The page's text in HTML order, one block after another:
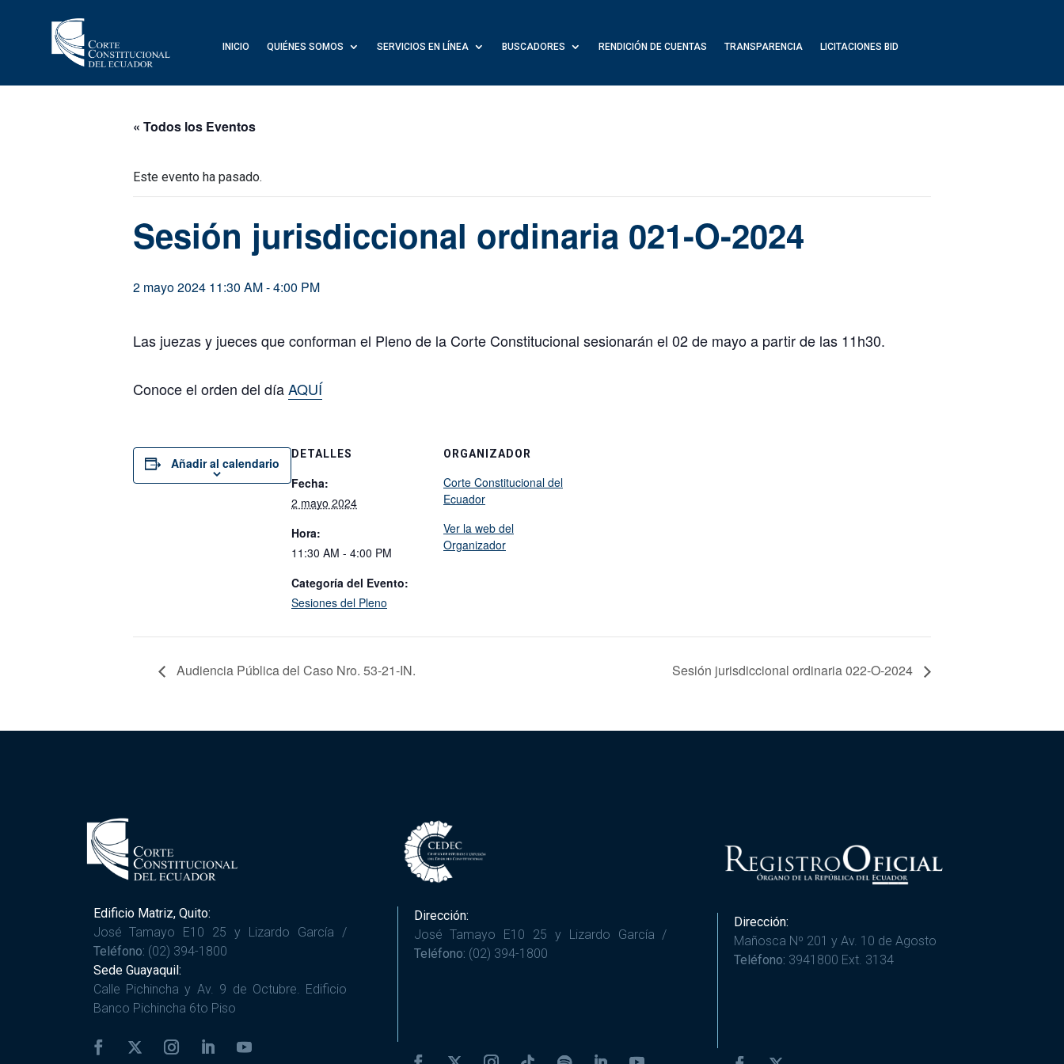
INICIO QUIÉNES SOMOS SERVICIOS EN LÍNEA BUSCADORES RENDICIÓN DE CUENTAS TRANSPARENCIA LICITACIONES BID
« Todos los Eventos
Este evento ha pasado.
Sesión jurisdiccional ordinaria 021-O-2024
2 mayo 2024 11:30 AM-4:00 PM
Las juezas y jueces que conforman el Pleno de la Corte Constitucional sesionarán el 02 de mayo a partir de las 11h30.
Conoce el orden del díaAQUÍ
Añadir al calendario
DETALLES
Fecha:
2 mayo 2024
Hora:
11:30 AM - 4:00 PM
Categoría del Evento:
Sesiones del Pleno
ORGANIZADOR
Corte Constitucional del
Ecuador
Ver la web del
Organizador
Audiencia Pública del Caso Nro. 53-21-IN. Sesión jurisdiccional ordinaria 022-O-2024
Edificio Matriz, Quito:
José Tamayo E10 25 y Lizardo García /
Teléfono: (02) 394-1800
Sede Guayaquil:
Calle Pichincha y Av. 9 de Octubre. Edificio
Banco Pichincha 6to Piso
Dirección:
José Tamayo E10 25 y Lizardo García /
Teléfono: (02) 394-1800
Dirección:
Mañosca Nº 201 y Av. 10 de Agosto
Teléfono: 3941800 Ext. 3134